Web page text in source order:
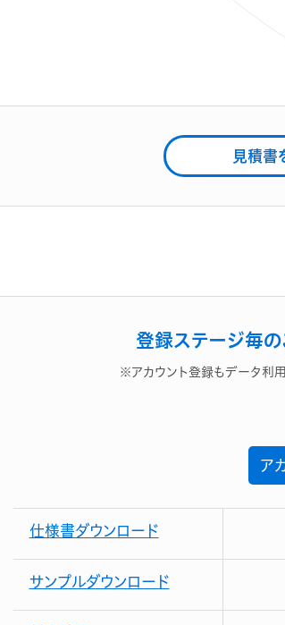
見積書
登録ステージ毎
※アカウント登録もデータ利
ア
仕様書ダウンロード
サンプルダウンロード